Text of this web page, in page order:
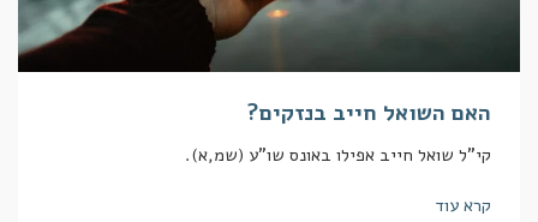
האם השואל חייב בנזקים?
קי"ל שואל חייב אפילו באונס שו"ע (שמ,א).
קרא עוד